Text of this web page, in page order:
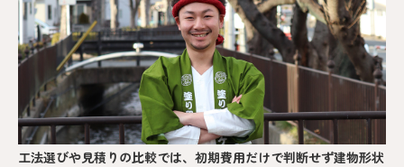
工法選びや見積りの比較では、初期費用だけで判断せず建物形状